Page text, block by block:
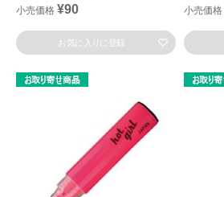
小売価格 ¥90
お気に入りに登録
小売価格